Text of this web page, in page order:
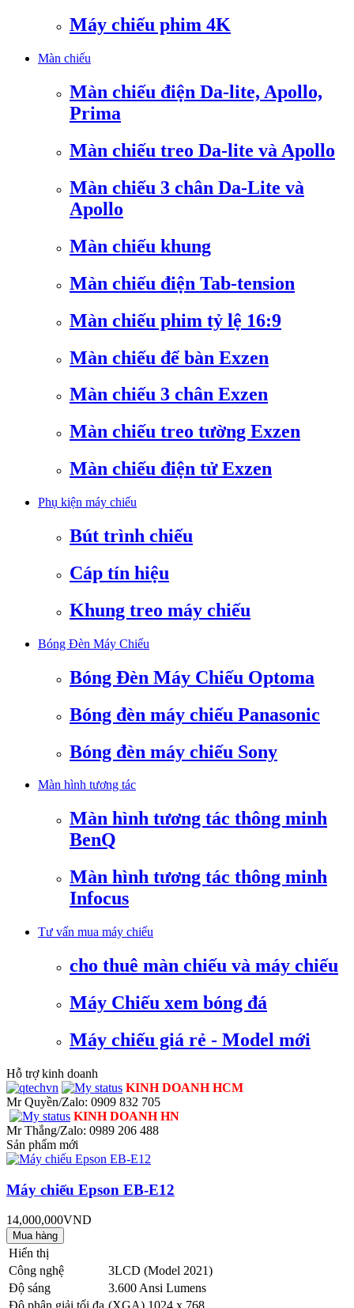
Máy chiếu phim 4K
Màn chiếu
Màn chiếu điện Da-lite, Apollo,
Prima
Màn chiếu treo Da-lite và Apollo
Màn chiếu 3 chân Da-Lite và
Apollo
Màn chiếu khung
Màn chiếu điện Tab-tension
Màn chiếu phim tỷ lệ 16:9
Màn chiếu để bàn Exzen
Màn chiếu 3 chân Exzen
Màn chiếu treo tường Exzen
Màn chiếu điện tử Exzen
Phụ kiện máy chiếu
Bút trình chiếu
Cáp tín hiệu
Khung treo máy chiếu
Bóng Đèn Máy Chiếu
Bóng Đèn Máy Chiếu Optoma
Bóng đèn máy chiếu Panasonic
Bóng đèn máy chiếu Sony
Màn hình tương tác
Màn hình tương tác thông minh
BenQ
Màn hình tương tác thông minh
Infocus
Tư vấn mua máy chiếu
cho thuê màn chiếu và máy chiếu
Máy Chiếu xem bóng đá
Máy chiếu giá rẻ - Model mới
Hỗ trợ kinh doanh
KINH DOANH HCM
Mr Quyền/Zalo: 0909 832 705
KINH DOANH HN
Mr Thắng/Zalo: 0989 206 488
Sản phẩm mới
Máy chiếu Epson EB-E12
14,000,000VND
Hiển thị
Công nghệ
3LCD (Model 2021)
Độ sáng
3.600 Ansi Lumens